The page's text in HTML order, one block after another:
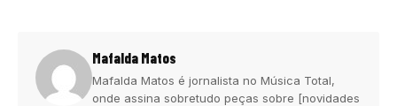
Mafalda Matos
Mafalda Matos é jornalista no Música Total,
onde assina sobretudo peças sobre [novidades